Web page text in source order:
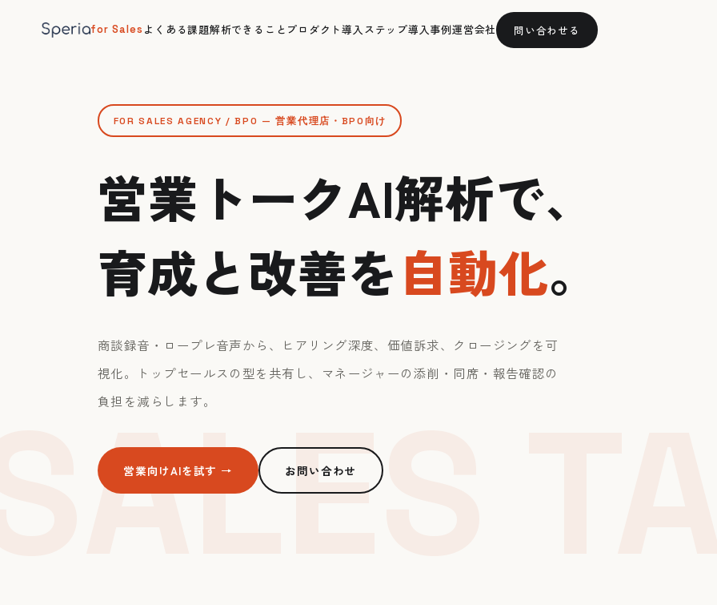
for Sales よくある課題解析できること プロダクト導入ステップ導入事例運営会社 問い合わせる
FOR SALES AGENCY / BPO — 営業代理店・BPO向け
営業トークAI解析で、
育成と改善を自動化。
商談録音・ロープレ音声から、ヒアリング深度、価値訴求、クロージングを可
視化。トップセールスの型を共有し、マネージャーの添削・同席・報告確認の
負担を減らします。
営業向けAIを試す → お問い合わせ